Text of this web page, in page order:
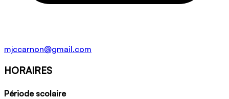
mjccarnon@gmail.com
HORAIRES
Période scolaire